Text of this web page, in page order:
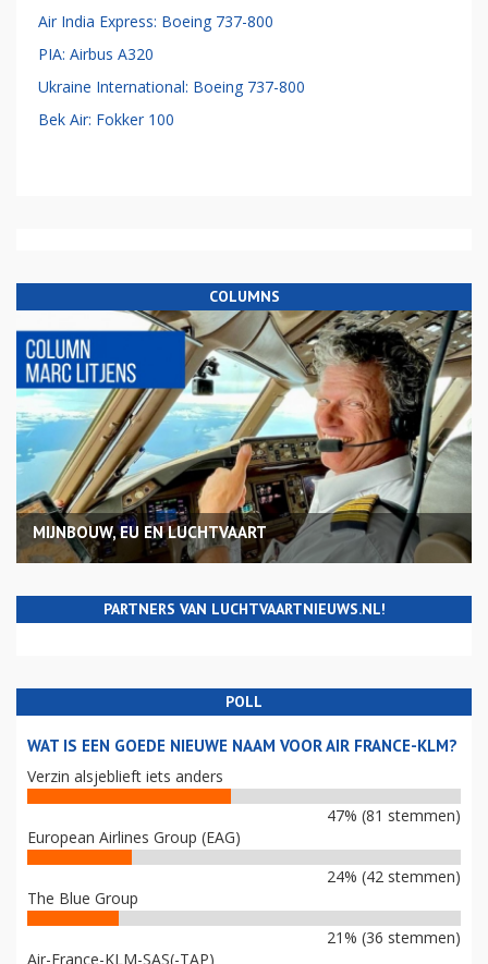
Air India Express: Boeing 737-800
PIA: Airbus A320
Ukraine International: Boeing 737-800
Bek Air: Fokker 100
COLUMNS
MIJNBOUW, EU EN LUCHTVAART
PARTNERS VAN LUCHTVAARTNIEUWS.NL!
POLL
WAT IS EEN GOEDE NIEUWE NAAM VOOR AIR FRANCE-KLM?
Verzin alsjeblieft iets anders
47% (81 stemmen)
European Airlines Group (EAG)
24% (42 stemmen)
The Blue Group
21% (36 stemmen)
Air-France-KLM-SAS(-TAP)